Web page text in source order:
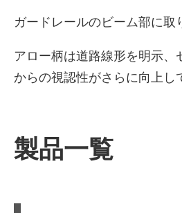
ガードレールのビーム部に
アロー柄は道路線形を明示
からの視認性がさらに向上し
製品一覧